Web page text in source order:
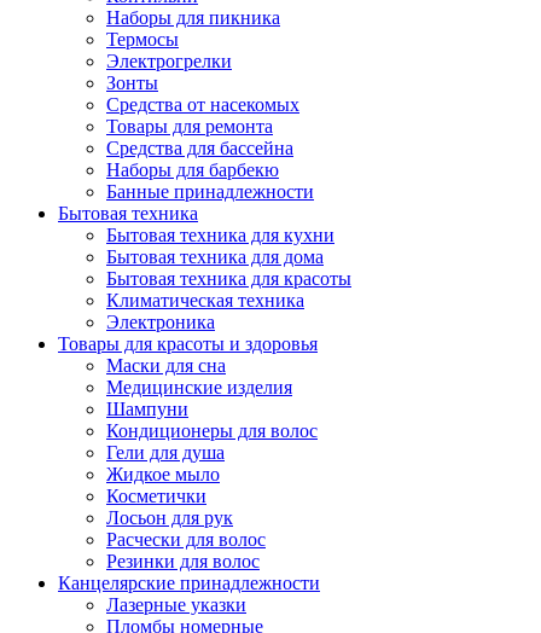
Наборы для пикника
Термосы
Электрогрелки
Зонты
Средства от насекомых
Товары для ремонта
Средства для бассейна
Наборы для барбекю
Банные принадлежности
Бытовая техника
Бытовая техника для кухни
Бытовая техника для дома
Бытовая техника для красоты
Климатическая техника
Электроника
Товары для красоты и здоровья
Маски для сна
Медицинские изделия
Шампуни
Кондиционеры для волос
Гели для душа
Жидкое мыло
Косметички
Лосьон для рук
Расчески для волос
Резинки для волос
Канцелярские принадлежности
Лазерные указки
Пломбы номерные